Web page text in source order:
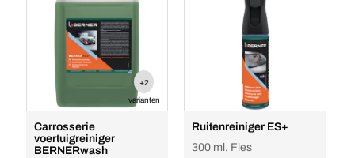
+2
varianten
Carrosserie
voertuigreiniger
BERNERwash
Ruitenreiniger ES+
300 ml, Fles